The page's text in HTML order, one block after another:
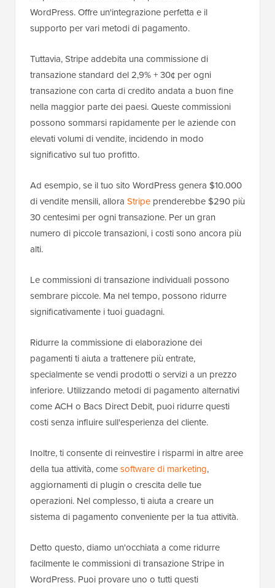
WordPress. Offre un'integrazione perfetta e il
supporto per vari metodi di pagamento.
Tuttavia, Stripe addebita una commissione di
transazione standard del 2,9% + 30¢ per ogni
transazione con carta di credito andata a buon fine
nella maggior parte dei paesi. Queste commissioni
possono sommarsi rapidamente per le aziende con
elevati volumi di vendite, incidendo in modo
significativo sul tuo profitto.
Ad esempio, se il tuo sito WordPress genera $10.000
di vendite mensili, allora Stripe prenderebbe $290 più
30 centesimi per ogni transazione. Per un gran
numero di piccole transazioni, i costi sono ancora più
alti.
Le commissioni di transazione individuali possono
sembrare piccole. Ma nel tempo, possono ridurre
significativamente i tuoi guadagni.
Ridurre la commissione di elaborazione dei
pagamenti ti aiuta a trattenere più entrate,
specialmente se vendi prodotti o servizi a un prezzo
inferiore. Utilizzando metodi di pagamento alternativi
come ACH o Bacs Direct Debit, puoi ridurre questi
costi senza influire sull'esperienza del cliente.
Inoltre, ti consente di reinvestire i risparmi in altre aree
della tua attività, comesoftware di marketing,
aggiornamenti di plugin o crescita delle tue
operazioni. Nel complesso, ti aiuta a creare un
sistema di pagamento conveniente per la tua attività.
Detto questo, diamo un'occhiata a come ridurre
facilmente le commissioni di transazione Stripe in
WordPress. Puoi provare uno o tutti questi